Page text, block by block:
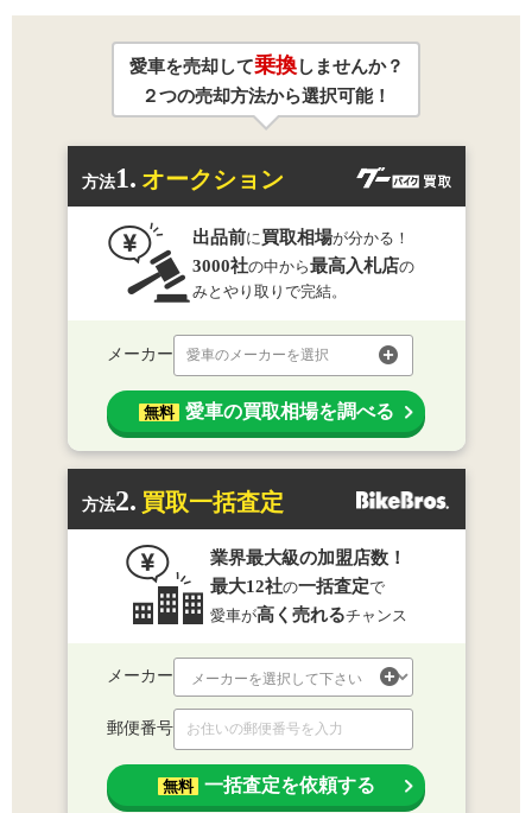
愛車を売却して乗換しませんか？
２つの売却方法から選択可能！
方法1. オークション
出品前に 買取相場が分かる！
3000社の中から最高入札店の
みとやり取りで完結。
メーカー 愛車のメーカーを選択
無料 愛車の買取相場を調べる
方法2. 買取一括査定
業界最大級の加盟店数！
最大12社の一括査定で
愛車が高く売れるチャンス
メーカー
郵便番号
無料 一括査定を依頼する